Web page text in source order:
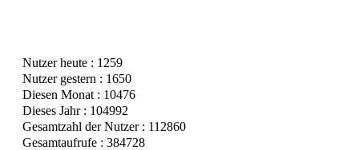
Nutzer heute : 1259
Nutzer gestern : 1650
Diesen Monat : 10476
Dieses Jahr : 104992
Gesamtzahl der Nutzer : 112860
Gesamtaufrufe : 384728